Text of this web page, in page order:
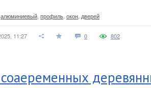
алюминиевый профиль окон дверей
11:27 0 802
соаеременных